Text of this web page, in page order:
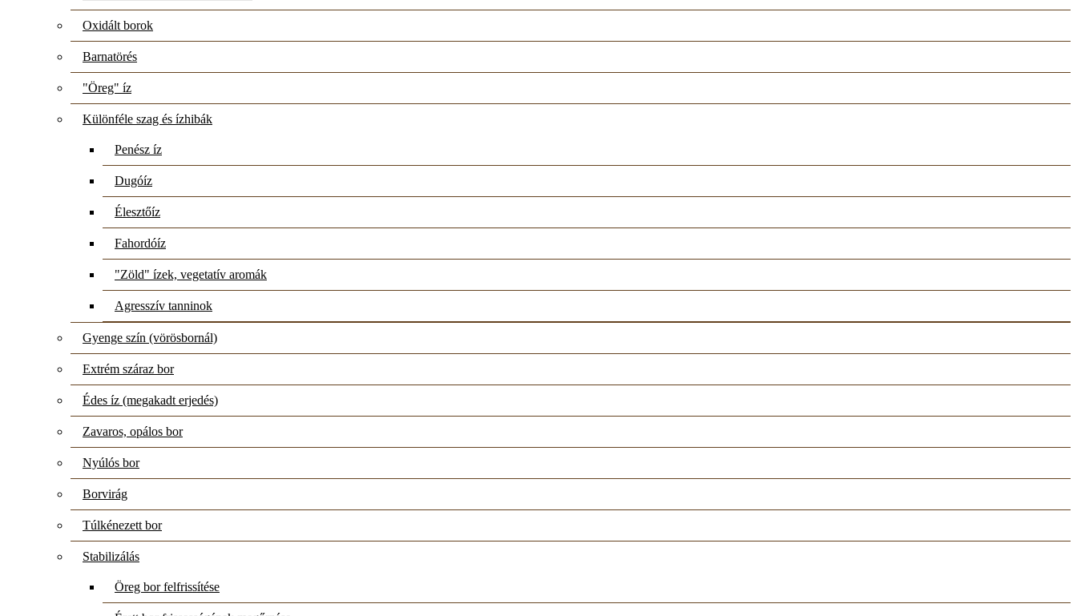
Oxidált borok
Barnatörés
"Öreg" íz
Különféle szag és ízhibák
Penész íz
Dugóíz
Élesztőíz
Fahordóíz
"Zöld" ízek, vegetatív aromák
Agresszív tanninok
Gyenge szín (vörösbornál)
Extrém száraz bor
Édes íz (megakadt erjedés)
Zavaros, opálos bor
Nyúlós bor
Borvirág
Túlkénezett bor
Stabilizálás
Öreg bor felfrissítése